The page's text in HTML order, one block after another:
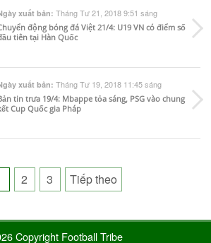
xuất bản: Tháng Tư 21, 2018 9:51 sáng
động bóng đá Việt 21/4: U19 VN có điểm số
tiên tại Hàn Quốc
xuất bản: Tháng Tư 19, 2018 11:45 sáng
tin trưa 19/4: Mbappe tỏa sáng, PSG vào chung
Cup Quốc gia Pháp
Posts
pagination
2 3 Tiếp theo
Copyright Football Tribe